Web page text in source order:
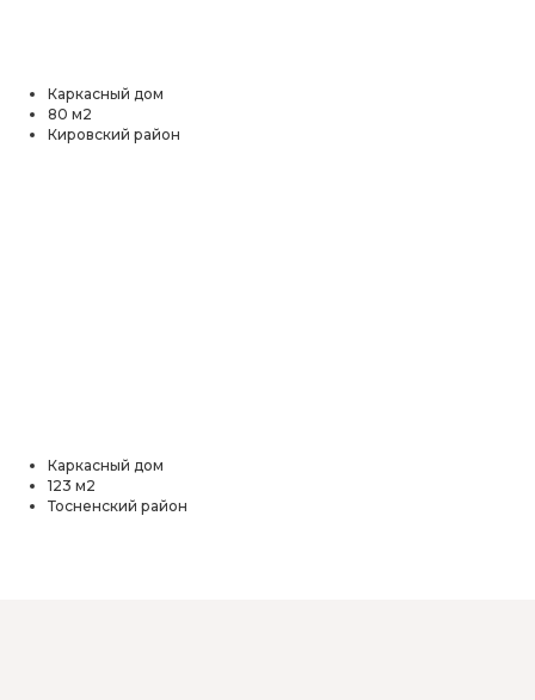
Каркасный дом
80 м2
Кировский район
Каркасный дом
123 м2
Тосненский район